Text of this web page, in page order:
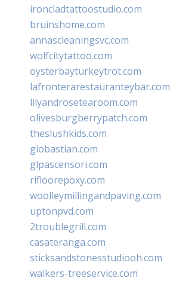
ironcladtattoostudio.com
bruinshome.com
annascleaningsvc.com
wolfcitytattoo.com
oysterbayturkeytrot.com
lafronterarestauranteybar.com
lilyandrosetearoom.com
olivesburgberrypatch.com
theslushkids.com
giobastian.com
glpascensori.com
rifloorepoxy.com
woolleymillingandpaving.com
uptonpvd.com
2troublegrill.com
casateranga.com
sticksandstonesstudiooh.com
walkers-treeservice.com